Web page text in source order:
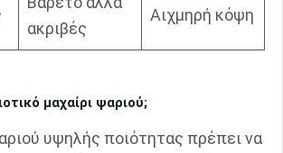
ακριβές
Αιχμηρή κόψη
μαχαίρι ψαριού;
υψηλής ποιότητας πρέπει να